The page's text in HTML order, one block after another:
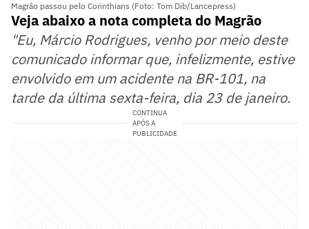
Magrão passou pelo Corinthians (Foto: Tom Dib/Lancepress)
Veja abaixo a nota completa do Magrão
"Eu, Márcio Rodrigues, venho por meio deste
comunicado informar que, infelizmente, estive
envolvido em um acidente na BR-101, na
tarde da última sexta-feira, dia 23 de janeiro.
CONTINUA
APÓS A
PUBLICIDADE